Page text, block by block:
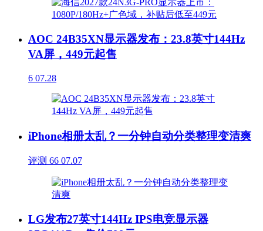
AOC 24B35XN显示器发布：23.8英寸144Hz
VA屏，449元起售
6 07.28
iPhone相册太乱？一分钟自动分类整理变清爽
评测 66 07.07
LG发布27英寸144Hz IPS电竞显示器